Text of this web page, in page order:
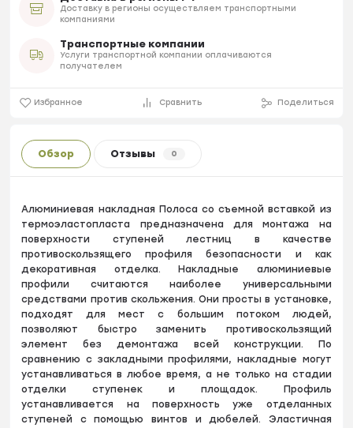
Доставку в регионы осуществляем транспортными
компаниями
Транспортные компании
Услуги транспортной компании оплачиваются
получателем
Избранное Сравнить Поделиться
Обзор Отзывы 0
Алюминиевая накладная Полоса со съемной вставкой из
термоэластопласта предназначена для монтажа на
поверхности ступеней лестниц в качестве
противоскользящего профиля безопасности и как
декоративная отделка. Накладные алюминиевые
профили считаются наиболее универсальными
средствами против скольжения. Они просты в установке,
подходят для мест с большим потоком людей,
позволяют быстро заменить противоскользящий
элемент без демонтажа всей конструкции. По
сравнению с закладными профилями, накладные могут
устанавливаться в любое время, а не только на стадии
отделки ступенек и площадок. Профиль
устанавливается на поверхность уже отделанных
ступеней с помощью винтов и дюбелей. Эластичная